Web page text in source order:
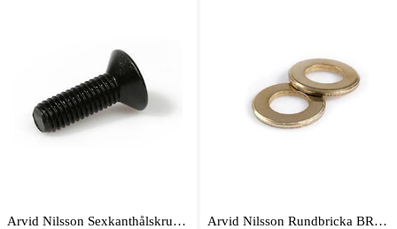
Arvid Nilsson Sexkanthålskruv MF6S 10.9 Obeh AN Box Arvid Nilsson Rundbricka BRB mässing UBox